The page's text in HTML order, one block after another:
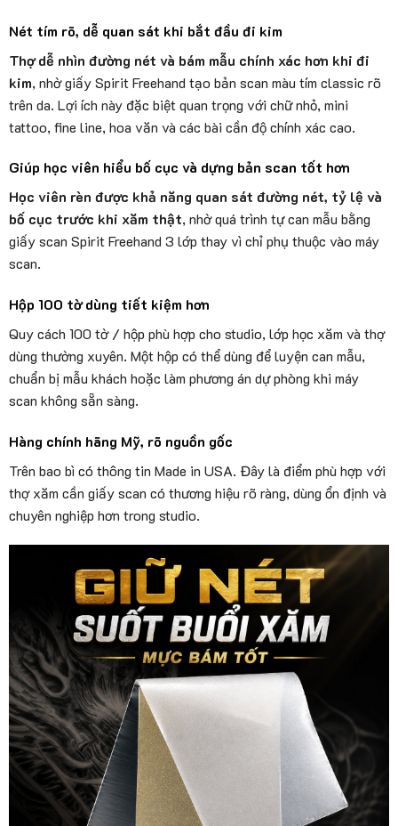
Nét tím rõ, dễ quan sát khi bắt đầu đi kim
Thợ dễ nhìn đường nét và bám mẫu chính xác hơn khi đi
kim, nhờ giấy Spirit Freehand tạo bản scan màu tím classic rõ
trên da. Lợi ích này đặc biệt quan trọng với chữ nhỏ, mini
tattoo, fine line, hoa văn và các bài cần độ chính xác cao.
Giúp học viên hiểu bố cục và dựng bản scan tốt hơn
Học viên rèn được khả năng quan sát đường nét, tỷ lệ và
bố cục trước khi xăm thật, nhờ quá trình tự can mẫu bằng
giấy scan Spirit Freehand 3 lớp thay vì chỉ phụ thuộc vào máy
scan.
Hộp 100 tờ dùng tiết kiệm hơn
Quy cách 100 tờ / hộp phù hợp cho studio, lớp học xăm và thợ
dùng thường xuyên. Một hộp có thể dùng để luyện can mẫu,
chuẩn bị mẫu khách hoặc làm phương án dự phòng khi máy
scan không sẵn sàng.
Hàng chính hãng Mỹ, rõ nguồn gốc
Trên bao bì có thông tin Made in USA. Đây là điểm phù hợp với
thợ xăm cần giấy scan có thương hiệu rõ ràng, dùng ổn định và
chuyên nghiệp hơn trong studio.